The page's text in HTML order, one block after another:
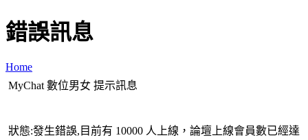
錯誤訊息
Home
MyChat 數位男女 提示訊息
狀態:發生錯誤,目前有 10000 人上線，論壇上線會員數已經達